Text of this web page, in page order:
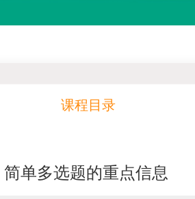
课程目录
简单多选题的重点信息